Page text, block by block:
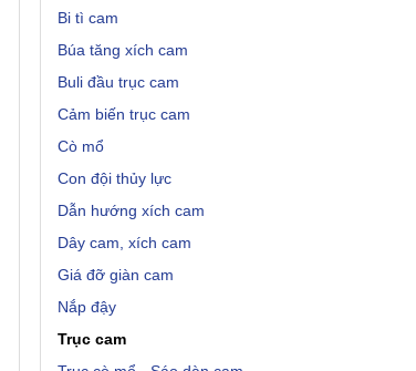
Bi tì cam
Búa tăng xích cam
Buli đầu trục cam
Cảm biến trục cam
Cò mổ
Con đội thủy lực
Dẫn hướng xích cam
Dây cam, xích cam
Giá đỡ giàn cam
Nắp đậy
Trục cam